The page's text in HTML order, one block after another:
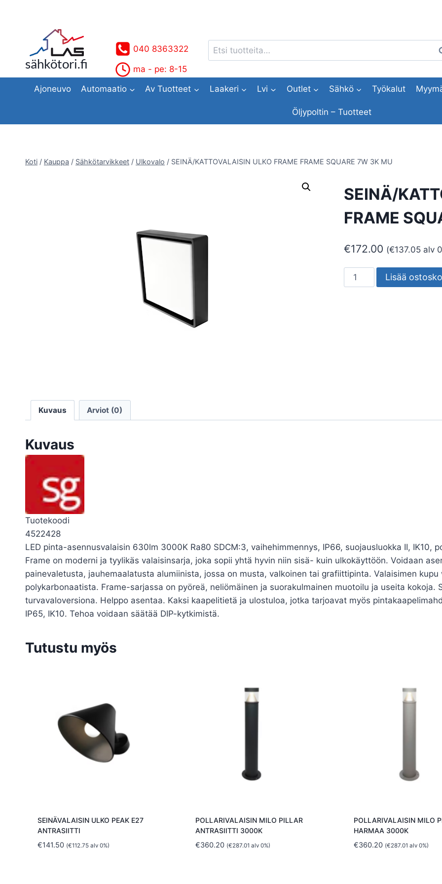
sähkötori.fi
040 8363322
ma - pe: 8-15
Etsi:
Ajoneuvo Automaatio Av Tuotteet Laakeri Lvi Outlet Sähkö Työkalut
Öljypoltin – Tuotteet
Koti / Kauppa / Sähkötarvikkeet / Ulkovalo / SEINÄ/KATTOVALAISIN ULKO FRAME FRAME SQUARE 7W 3K MU
SEINÄ/
FRAME
€172.00 (€137.05alv
SEINÄ/KATTOVALAISIN
ULKO
Lisää
Kuvaus Arviot (0)
Kuvaus
Tuotekoodi
4522428
LED pinta-asennusvalaisin 630lm 3000K Ra80 SDCM:3, vaihehimmennys, IP66, suojausluokka II, IK10,
Frame on moderni ja tyylikäs valaisinsarja, joka sopii yhtä hyvin niin sisä- kuin ulkokäyttöön. Voidaan
painevaletusta, jauhemaalatusta alumiinista, jossa on musta, valkoinen tai grafiittipinta. Valaisimen
polykarbonaatista. Frame-sarjassa on pyöreä, neliömäinen ja suorakulmainen muotoilu ja useita kokoja.
turvavaloversiona. Helppo asentaa. Kaksi kaapelitietä ja ulostuloa, jotka tarjoavat myös
IP65, IK10. Tehoa voidaan säätää DIP-kytkimistä.
Tutustu myös
SEINÄVALAISIN ULKO PEAK E27
ANTRASIITTI
€141.50 (€112.75alv 0%)
POLLARIVALAISIN MILO PILLAR
ANTRASIITTI 3000K
€360.20 (€287.01 alv 0%)
POLLARIVALAISIN MILO
HARMAA 3000K
€360.20 (€287.01 alv 0%)